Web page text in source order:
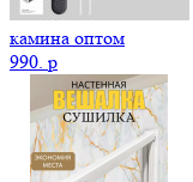
камина оптом
990. p